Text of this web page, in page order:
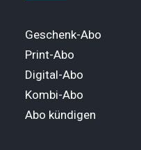
Geschenk-Abo
Print-Abo
Digital-Abo
Kombi-Abo
Abo kündigen